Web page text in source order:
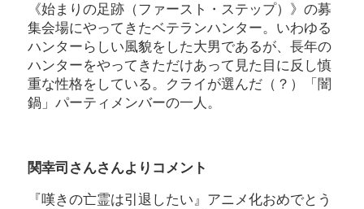
《始まりの足跡（ファースト・ステップ）》の募
集会場にやってきたベテランハンター。いわゆる
ハンターらしい風貌をした大男であるが、長年の
ハンターをやってきただけあって見た目に反し慎
重な性格をしている。クライが選んだ（？）「闇
鍋」パーティメンバーの一人。
関幸司さんさんよりコメント
『嘆きの亡霊は引退したい』アニメ化おめでとう